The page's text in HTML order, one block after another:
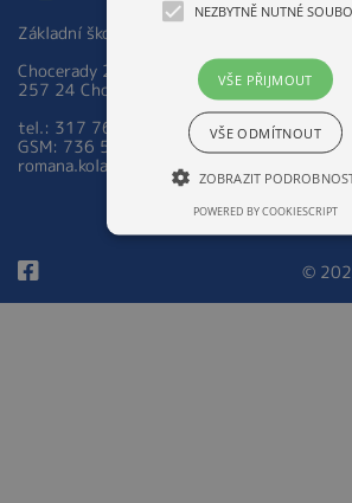
Základní škola a Mateřská škola Chocerady
Chocerady 267
257 24 Chocerady
tel.: 317 763 521
GSM: 736 535 973
romana.kolarova@zsmschocerady.cz
©
NEZBYTNĚ NUTNÉ
VŠE PŘIJMOUT
VŠE ODMÍTNOUT
ZOBRAZIT
POWERED BY COOKIESCRIPT